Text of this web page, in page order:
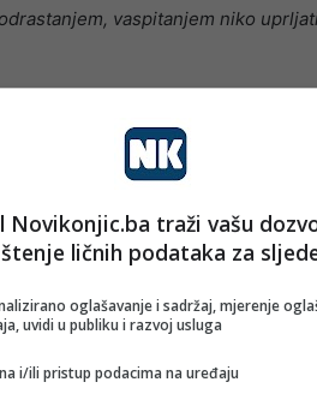
vaspitanjem niko
Novikonjic.ba traži vašu
ličnih podataka za
oglašavanje i sadržaj, mjerenje
uvidi u publiku i razvoj usluga
i/ili pristup podacima na uređaju